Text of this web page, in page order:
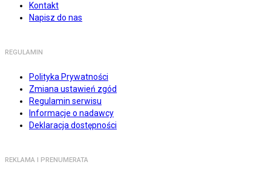
Kontakt
Napisz do nas
REGULAMIN
Polityka Prywatności
Zmiana ustawień zgód
Regulamin serwisu
Informacje o nadawcy
Deklaracja dostępności
REKLAMA I PRENUMERATA